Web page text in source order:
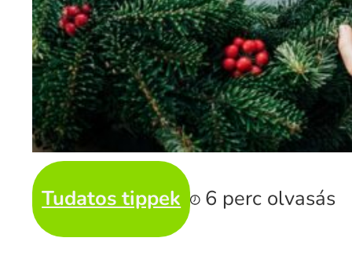
Tudatos tippek 6 perc olvasás